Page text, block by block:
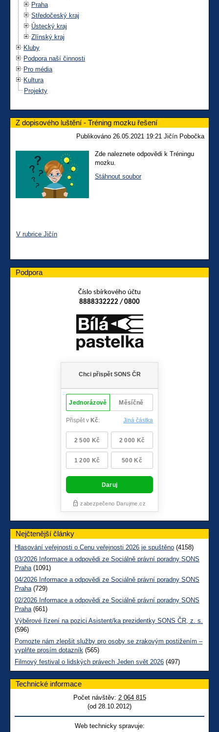
Praha
Středočeský kraj
Ústecký kraj
Zlínský kraj
Kluby
Podpora naší činnosti
Pro média
Kultura
Projekty
Z dopisového luštění - Tréning mozku řešení
Publikováno 26.05.2021 19:21 Jičín Pobočka
Zde naleznete odpovědi k Tréningu
mozku.
Stáhnout soubor
V rubrice Jičín
Podpora
Číslo sbírkového účtu
8888332222 / 0800
Nejčtenější články
Hlasování veřejnosti o Cenu veřejnosti 2026 je spuštěno (4158)
03/2026 Informace a odpovědi ze Sociálně právní poradny SONS
Praha(1091)
04/2026 Informace a odpovědi ze Sociálně právní poradny SONS
Praha(729)
02/2026 Informace a odpovědi ze Sociálně právní poradny SONS
Praha(661)
Výběrové řízení na pozici Asistent/ka prezidentky SONS ČR, z. s.
(596)
Pomozte nám zlepšit služby pro osoby se zrakovým postižením –
vyplňte prosím dotazník (565)
Filmový festival o lidských právech Jeden svět 2026 (497)
Technické informace
Počet návštěv: 2 064 815
(od 28.10.2012)
Web technicky spravuje: